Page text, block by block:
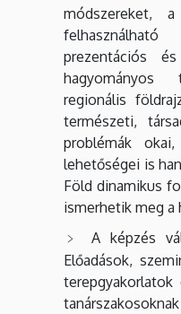
módszereket, a
felhasználható
prezentációs
hagyományos
regionális
természeti,
problémák
lehetőségei is
Föld dinamikus
ismerhetik meg a
A képzés
Előadások,
terepgyakorlatok